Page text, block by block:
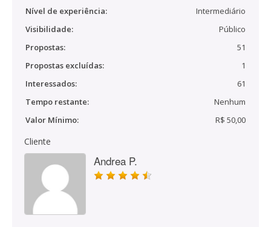
Nível de experiência:
Intermediário
Visibilidade:
Público
Propostas:
51
Propostas excluídas:
1
Interessados:
61
Tempo restante:
Nenhum
Valor Mínimo:
R$ 50,00
Cliente
Andrea P.